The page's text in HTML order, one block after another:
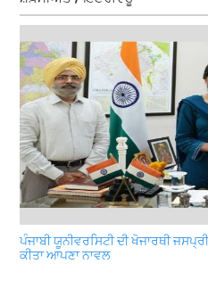
ਪੰਜਾਬੀ ਯੂਨੀਵਰਸਿਟੀ ਦੀ ਖੋਜਾਰਥੀ
ਕੀਤਾ ਆਪਣਾ ਨਾਵਲ